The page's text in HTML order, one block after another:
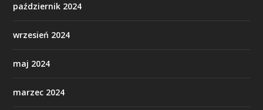
październik 2024
wrzesień 2024
maj 2024
marzec 2024